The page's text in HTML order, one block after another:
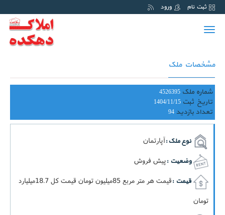
ثبت نام ورود
Toggle
مشخصات ملک
شماره ملک 4526395
تاریخ ثبت 1404/11/15
تعداد بازدید 94
نوع ملک :آپارتمان
وضعیت :پیش فروش
قیمت :
قيمت هر متر مربع 85ميليون تومان قيمت کل 18.7ميليارد
تومان